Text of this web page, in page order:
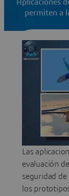
Aplicaciones
permiten a
Las
evaluación
seguridad
los